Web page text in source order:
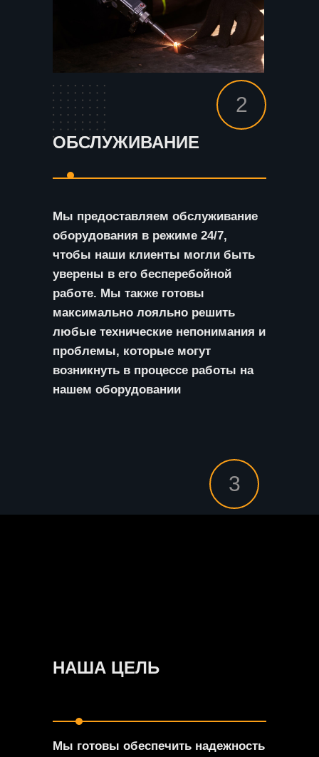
2
ОБСЛУЖИВАНИЕ
Мы предоставляем обслуживание
оборудования в режиме 24/7,
чтобы наши клиенты могли быть
уверены в его бесперебойной
работе. Мы также готовы
максимально лояльно решить
любые технические непонимания и
проблемы, которые могут
возникнуть в процессе работы на
нашем оборудовании
3
НАША ЦЕЛЬ
Мы готовы обеспечить надежность